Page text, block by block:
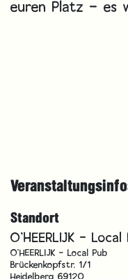
euren Platz – es
Standort
O'HEERLIJK - Local
O'HEERLIJK - Local Pub
Brückenkopfstr. 1/1
Heidelberg 69120